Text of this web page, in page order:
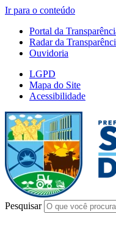
Ir para o conteúdo
Portal da
Radar da
Ouvidoria
LGPD
Mapa do Site
Acessibilidade
Pesquisar